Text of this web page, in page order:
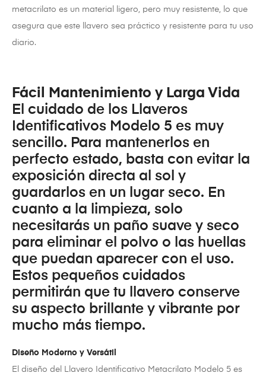
metacrilato es un material ligero, pero muy resistente, lo que
asegura que este llavero sea práctico y resistente para tu uso
diario.
Fácil Mantenimiento y Larga Vida
El cuidado de los Llaveros
Identificativos Modelo 5 es muy
sencillo. Para mantenerlos en
perfecto estado, basta con evitar la
exposición directa al sol y
guardarlos en un lugar seco. En
cuanto a la limpieza, solo
necesitarás un paño suave y seco
para eliminar el polvo o las huellas
que puedan aparecer con el uso.
Estos pequeños cuidados
permitirán que tu llavero conserve
su aspecto brillante y vibrante por
mucho más tiempo.
Diseño Moderno y Versátil
El diseño del Llavero Identificativo Metacrilato Modelo 5 es